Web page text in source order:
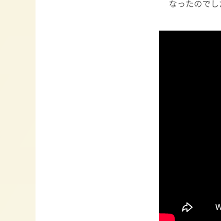
なったので